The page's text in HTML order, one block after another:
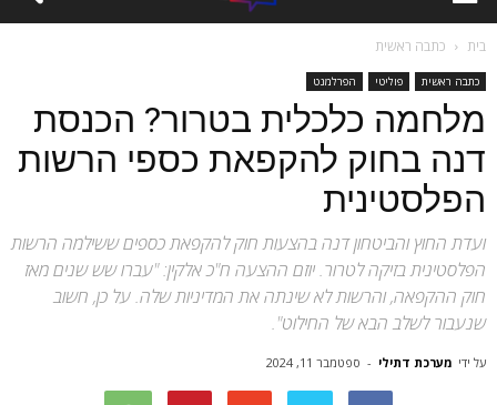
בית כתבה ראשית
כתבה ראשית פוליטי הפרלמנט
מלחמה כלכלית בטרור? הכנסת
דנה בחוק להקפאת כספי הרשות
הפלסטינית
ועדת החוץ והביטחון דנה בהצעות חוק להקפאת כספים ששילמה הרשות
הפלסטינית בזיקה לטרור. יוזם ההצעה ח"כ אלקין: "עברו שש שנים מאז
חוק ההקפאה, והרשות לא שינתה את המדיניות שלה. על כן, חשוב
שנעבור לשלב הבא של החילוט".
על ידי מערכת דתילי - ספטמבר 11, 2024